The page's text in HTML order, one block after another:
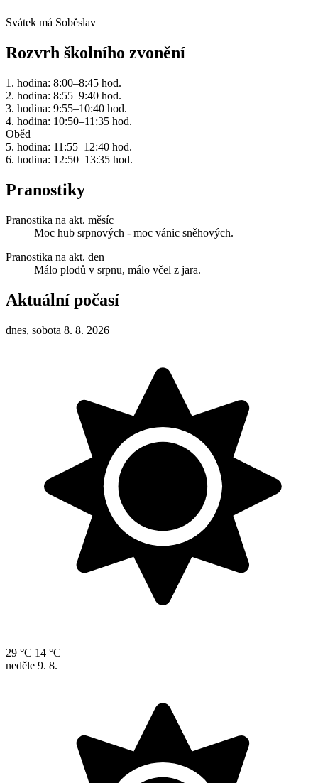
Svátek má Soběslav
Rozvrh školního zvonění
1. hodina: 8:00–8:45 hod.
2. hodina: 8:55–9:40 hod.
3. hodina: 9:55–10:40 hod.
4. hodina: 10:50–11:35 hod.
Oběd
5. hodina: 11:55–12:40 hod.
6. hodina: 12:50–13:35 hod.
Pranostiky
Pranostika na akt. měsíc
Moc hub srpnových - moc vánic sněhových.
Pranostika na akt. den
Málo plodů v srpnu, málo včel z jara.
Aktuální počasí
dnes, sobota 8. 8. 2026
29 °C 14 °C
neděle 9. 8.